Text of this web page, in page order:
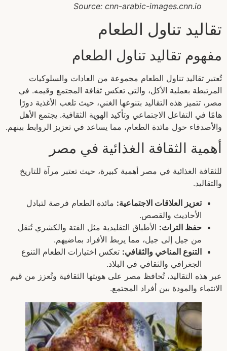
Source: cnn-arabic-images.cnn.io
تقاليد تناول الطعام
مفهوم تقاليد تناول الطعام
تُعتبر تقاليد تناول الطعام مجموعة من العادات والسلوكيات
المرتبطة بعملية الأكل، والتي تعكس ثقافة المجتمع وقيمه. في
مصر، تتميز هذه التقاليد بتنوعها الغني، حيث تلعب الأغذية دورًا
هامًا في التفاعل الاجتماعي وتأكيد الهوية الثقافية. يجتمع الأهل
والأصدقاء حول مائدة الطعام، مما يساعد في تعزيز الروابط بينهم.
أهمية الثقافة الغذائية في مصر
للثقافة الغذائية في مصر أهمية كبيرة، حيث تعتبر مرآة للتاريخ
والتقاليد.
تعزيز العلاقات الاجتماعية: مائدة الطعام فرصة لتبادل
الأحاديث والقصص.
حفظ التراث: الأطباق التقليدية مثل الفتة والكشري تُنقل
من جيل إلى جيل، مما يربط الأفراد بماضيهم.
التنوع المناخي والثقافي: تعكس اختيارات الطعام التنوع
الجغرافي والثقافي في البلاد.
عبر هذه التقاليد، تُحافظ مصر على هويتها الثقافية وتُعزز من قيم
الانتماء والمودة بين أفراد المجتمع.